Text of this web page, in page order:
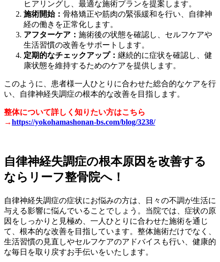
ヒアリングし、最適な施術プランを提案します。
施術開始： 骨格矯正や筋肉の緊張緩和を行い、自律神
経の働きを正常化します。
アフターケア： 施術後の状態を確認し、セルフケアや
生活習慣の改善をサポートします。
定期的なチェックアップ： 継続的に症状を確認し、健
康状態を維持するためのケアを提供します。
このように、患者様一人ひとりに合わせた総合的なケアを行
い、自律神経失調症の根本的な改善を目指します。
整体について詳しく知りたい方はこちら
→https://yokohamashonan-bs.com/blog/3238/
自律神経失調症の根本原因を改善する
ならリーフ整骨院へ！
自律神経失調症の症状にお悩みの方は、日々の不調が生活に
与える影響に悩んでいることでしょう。当院では、症状の原
因をしっかりと見極め、一人ひとりに合わせた施術を通じ
て、根本的な改善を目指しています。整体施術だけでなく、
生活習慣の見直しやセルフケアのアドバイスも行い、健康的
な毎日を取り戻すお手伝いをいたします。